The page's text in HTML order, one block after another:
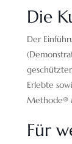
Die
Der
Erlebte
Methode®
Für